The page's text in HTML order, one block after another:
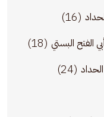
(16)
الفتح البستي (18)
(24)